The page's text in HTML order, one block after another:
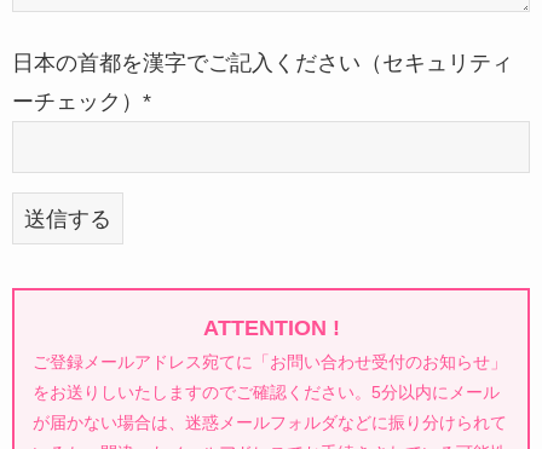
日本の首都を漢字でご記入ください（セキュリティ
ーチェック）*
ATTENTION !
ご登録メールアドレス宛てに「お問い合わせ受付のお知らせ」
をお送りしいたしますのでご確認ください。5分以内にメール
が届かない場合は、迷惑メールフォルダなどに振り分けられて